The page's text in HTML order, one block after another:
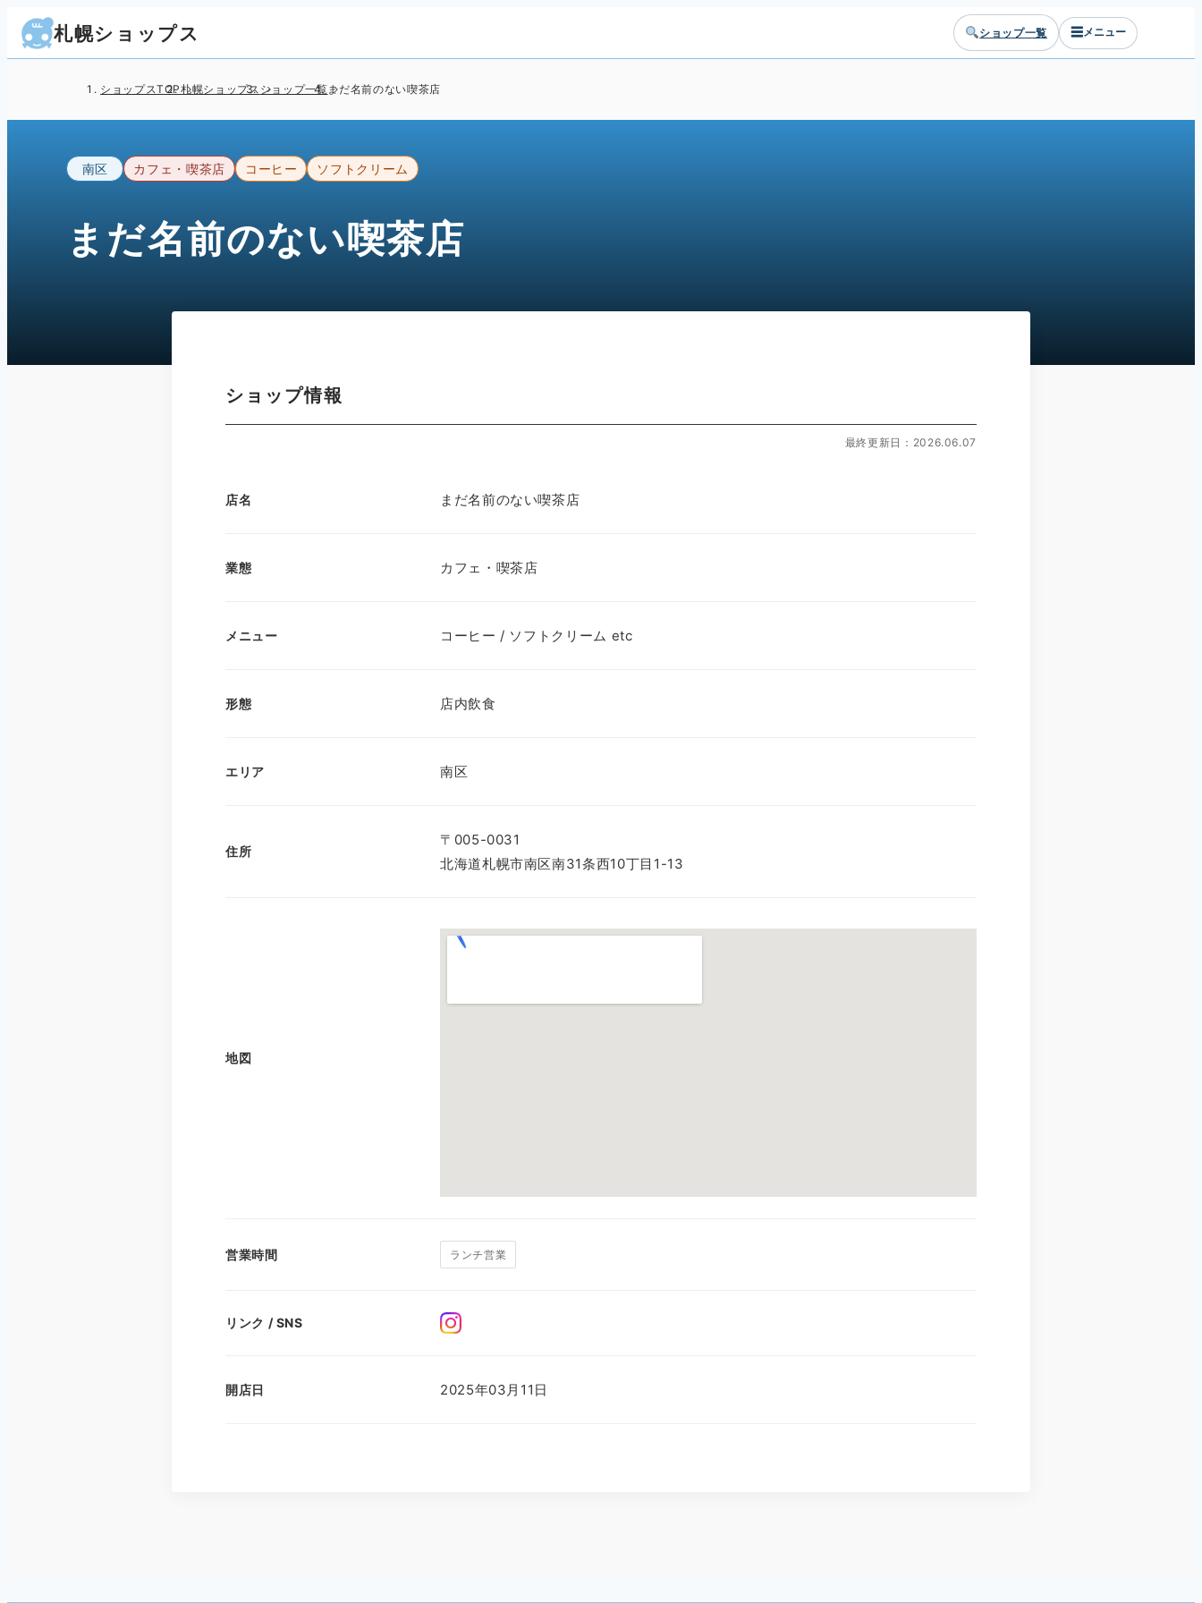
札幌ショップス ショップ一覧 ☰メニュー
ショップスTOP札幌ショップス ショップ一覧まだ名前のない喫茶店
南区 カフェ・喫茶店 コーヒー ソフトクリーム
まだ名前のない喫茶店
ショップ情報
最終更新日：2026.06.07
店名 まだ名前のない喫茶店
業態 カフェ・喫茶店
メニュー コーヒー / ソフトクリーム etc
形態 店内飲食
エリア 南区
住所
〒005-0031
北海道札幌市南区南31条西10丁目1-13
地図
営業時間 ランチ営業
リンク / SNS
開店日 2025年03月11日